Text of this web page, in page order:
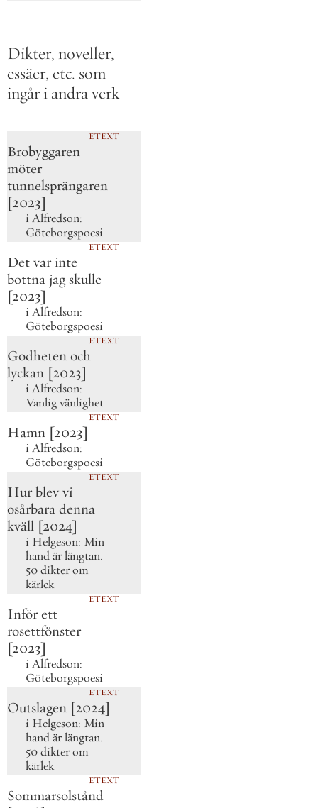
Dikter, noveller,
essäer, etc. som
ingår i andra verk
ETEXT
Brobyggaren
möter
tunnelsprängaren
[2023]
i Alfredson:
Göteborgspoesi
ETEXT
Det var inte
bottna jag skulle
[2023]
i Alfredson:
Göteborgspoesi
ETEXT
Godheten och
lyckan [2023]
i Alfredson:
Vanlig vänlighet
ETEXT
Hamn [2023]
i Alfredson:
Göteborgspoesi
ETEXT
Hur blev vi
osårbara denna
kväll [2024]
i Helgeson: Min
hand är längtan.
50 dikter om
kärlek
ETEXT
Inför ett
rosettfönster
[2023]
i Alfredson:
Göteborgspoesi
ETEXT
Outslagen [2024]
i Helgeson: Min
hand är längtan.
50 dikter om
kärlek
ETEXT
Sommarsolstånd